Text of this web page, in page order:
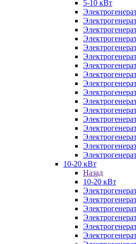
5-10 кВт
10-20 кВт
Назад
10-20 кВт